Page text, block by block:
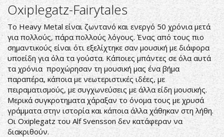
Oxiplegatz-Fairytales
To Heavy Metal είναι ζωντανό και ενεργό 50 χρόνια μετά
για πολλούς, πάρα πολλούς λόγους. Ένας από τους πιο
σημαντικούς είναι ότι εξελίχτηκε σαν μουσική με διάφορα
υποείδη για όλα τα γούστα. Κάποιες μπάντες σε όλα αυτά
τα χρόνια προχώρησαν τη μουσική μας ένα βήμα
παραπέρα, κάποια με νεωτεριστικές ιδέες, με
πειραματισμούς, με συγχωνεύσεις με άλλα είδη μουσικής.
Μερικά συγκροτηματα χάραξαν το όνομα τους με χρυσά
γράμματα στην ιστορία και κάποια άλλα χάθηκαν στη λήθη.
Οι Oxiplegatz του Alf Svensson δεν κατάφεραν να
διακριθούν.